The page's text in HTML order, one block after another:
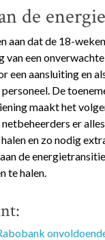
de
aan dat de 18-
van een
een aansluiting en
De
maakt het
er
en zo nodig
de
te halen.